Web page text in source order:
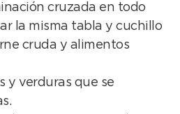
cruzada en todo
la misma tabla y cuchillo
cruda y alimentos
y verduras que se